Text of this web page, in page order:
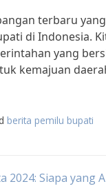
terbaru
di Indonesia.
yang
kemajuan
berita pemilu bupati
2024: Siapa yang